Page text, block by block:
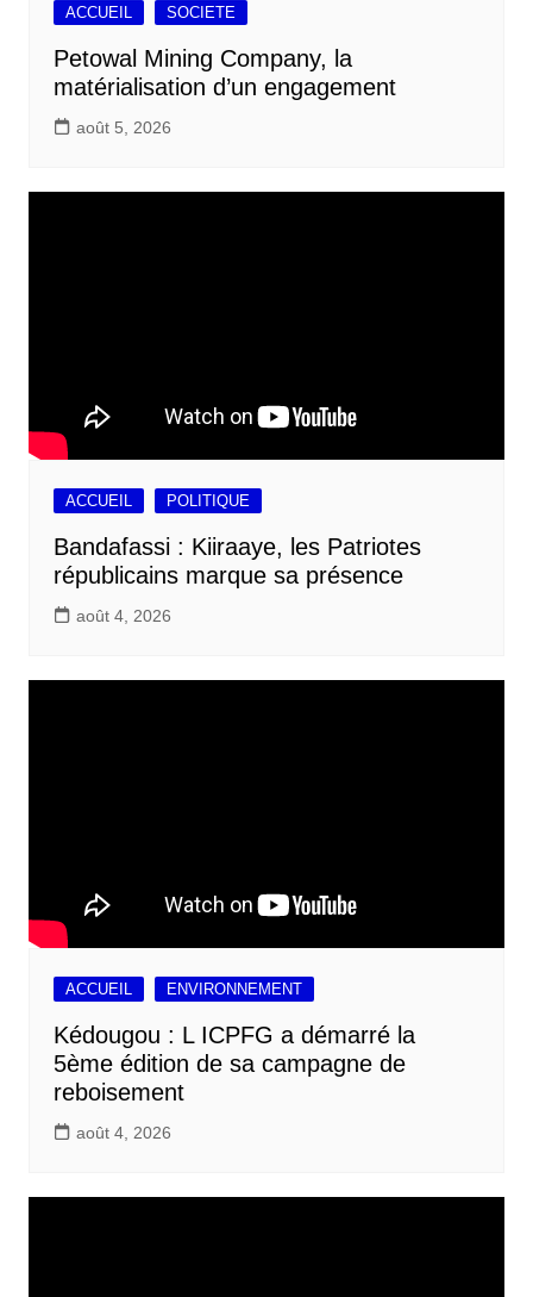
ACCUEIL SOCIETE
Petowal Mining Company, la
matérialisation d’un engagement
août 5, 2026
ACCUEIL POLITIQUE
Bandafassi : Kiiraaye, les Patriotes
républicains marque sa présence
août 4, 2026
ACCUEIL ENVIRONNEMENT
Kédougou : L ICPFG a démarré la
5ème édition de sa campagne de
reboisement
août 4, 2026